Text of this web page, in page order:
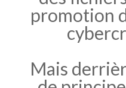
promotion
Mais